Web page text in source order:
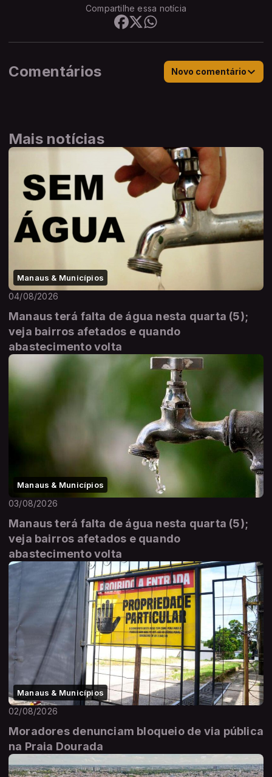
Compartilhe essa notícia
Comentários Novo comentário
Mais notícias
Manaus & Municípios
04/08/2026
Manaus terá falta de água nesta quarta (5);
veja bairros afetados e quando
abastecimento volta
Manaus & Municípios
03/08/2026
Manaus terá falta de água nesta quarta (5);
veja bairros afetados e quando
abastecimento volta
Manaus & Municípios
02/08/2026
Moradores denunciam bloqueio de via pública
na Praia Dourada